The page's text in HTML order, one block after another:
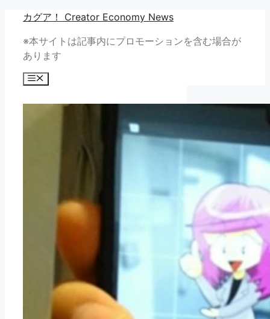
カグア！ Creator Economy News
※本サイトは記事内にプロモーションを含む場合が
あります
メ